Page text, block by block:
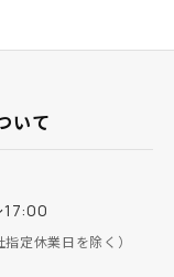
いて
17:00
定休業日を除く）